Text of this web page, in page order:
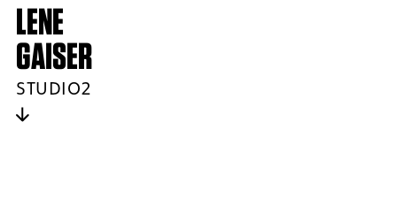
LENE
GAISER
STUDIO2